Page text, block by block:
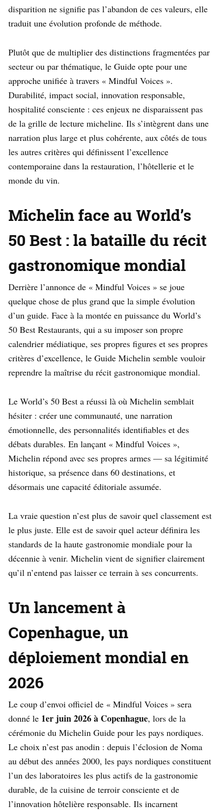
disparition ne signifie pas l’abandon de ces valeurs, elle
traduit une évolution profonde de méthode.
Plutôt que de multiplier des distinctions fragmentées par
secteur ou par thématique, le Guide opte pour une
approche unifiée à travers « Mindful Voices ».
Durabilité, impact social, innovation responsable,
hospitalité consciente : ces enjeux ne disparaissent pas
de la grille de lecture micheline. Ils s’intègrent dans une
narration plus large et plus cohérente, aux côtés de tous
les autres critères qui définissent l’excellence
contemporaine dans la restauration, l’hôtellerie et le
monde du vin.
Michelin face au World’s
50 Best : la bataille du récit
gastronomique mondial
Derrière l’annonce de « Mindful Voices » se joue
quelque chose de plus grand que la simple évolution
d’un guide. Face à la montée en puissance du World’s
50 Best Restaurants, qui a su imposer son propre
calendrier médiatique, ses propres figures et ses propres
critères d’excellence, le Guide Michelin semble vouloir
reprendre la maîtrise du récit gastronomique mondial.
Le World’s 50 Best a réussi là où Michelin semblait
hésiter : créer une communauté, une narration
émotionnelle, des personnalités identifiables et des
débats durables. En lançant « Mindful Voices »,
Michelin répond avec ses propres armes — sa légitimité
historique, sa présence dans 60 destinations, et
désormais une capacité éditoriale assumée.
La vraie question n’est plus de savoir quel classement est
le plus juste. Elle est de savoir quel acteur définira les
standards de la haute gastronomie mondiale pour la
décennie à venir. Michelin vient de signifier clairement
qu’il n’entend pas laisser ce terrain à ses concurrents.
Un lancement à
Copenhague, un
déploiement mondial en
2026
Le coup d’envoi officiel de « Mindful Voices » sera
donné le 1er juin 2026 à Copenhague, lors de la
cérémonie du Michelin Guide pour les pays nordiques.
Le choix n’est pas anodin : depuis l’éclosion de Noma
au début des années 2000, les pays nordiques constituent
l’un des laboratoires les plus actifs de la gastronomie
durable, de la cuisine de terroir consciente et de
l’innovation hôtelière responsable. Ils incarnent